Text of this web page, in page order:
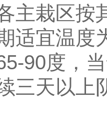
主栽区按
适宜温度
90度，
三天以上